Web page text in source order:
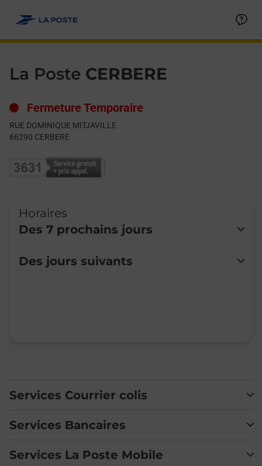
La Poste CERBERE
Fermeture Temporaire
RUE DOMINIQUE MITJAVILLE
66290 CERBERE
Horaires
Des 7 prochains jours
Lundi
Fermé
Des jours suivants
Services Courrier colis
Services Bancaires
Services La Poste Mobile